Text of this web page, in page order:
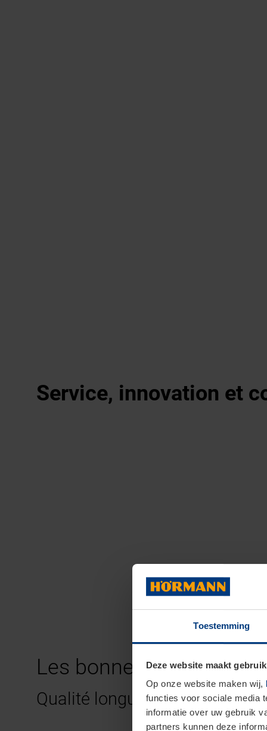
Toestemming
Deze website maakt
Op onze website maken wij,
functies voor sociale media
informatie over uw gebruik
partners kunnen deze
Service, innovation et
Les bonnes raisons de
Qualité longue durée et